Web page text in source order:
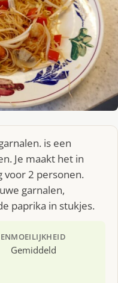
is een
Je maakt het in
voor 2 personen.
garnalen,
paprika in stukjes.
MOEILIJKHEID
Gemiddeld